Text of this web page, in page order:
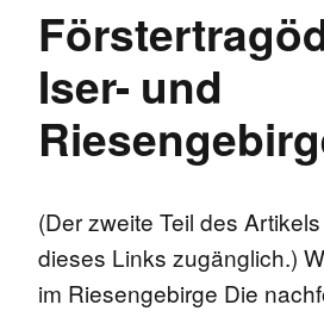
Iser- und
(Der zweite Teil des
dieses Links zugänglich.)
im Riesengebirge Die